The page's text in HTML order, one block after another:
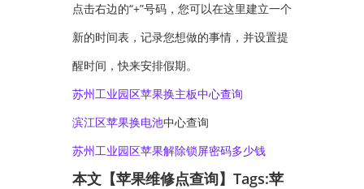
点击右边的“+”号码，您可以在这里建立一个
新的时间表，记录您想做的事情，并设置提
醒时间，快来安排假期。
苏州工业园区苹果换主板中心查询
滨江区苹果换电池中心查询
苏州工业园区苹果解除锁屏密码多少钱
本文【苹果维修点查询】Tags:苹